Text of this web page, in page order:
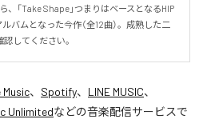
、「Take Shape」つまりはベースとなるHIP
バムとなった今作（全12曲）。成熟した二
してください。
Music、 Spotify、 LINE MUSIC、
Unlimitedなどの音楽配信サービスで